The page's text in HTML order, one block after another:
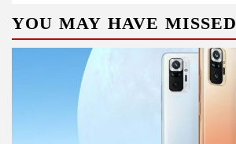
YOU MAY HAVE MISSED